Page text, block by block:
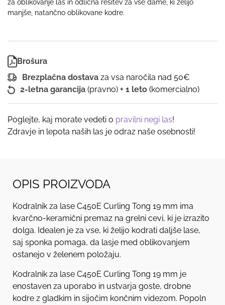
za oblikovanje las in odlična rešitev za vse dame, ki želijo
manjše, natančno oblikovane kodre.
Brošura
Brezplačna dostava za vsa naročila nad 50€
2-letna garancija (pravno) + 1 leto (komercialno)
Poglejte, kaj morate vedeti o pravilni negi las!
Zdravje in lepota naših las je odraz naše osebnosti!
OPIS PROIZVODA
Kodralnik za lase C450E Curling Tong 19 mm ima
kvarčno-keramični premaz na grelni cevi, ki je izrazito
dolga. Idealen je za vse, ki želijo kodrati daljše lase,
saj sponka pomaga, da lasje med oblikovanjem
ostanejo v želenem položaju.
Kodralnik za lase C450E Curling Tong 19 mm je
enostaven za uporabo in ustvarja goste, drobne
kodre z gladkim in sijočim končnim videzom. Popoln